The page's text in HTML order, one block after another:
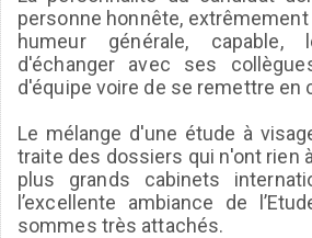
personne honnête,
humeur générale,
d'échanger avec ses
d'équipe voire de se remettre en
Le mélange d'une étude à
traite des dossiers qui n'ont rien
plus grands cabinets
l’excellente ambiance de
sommes très attachés.